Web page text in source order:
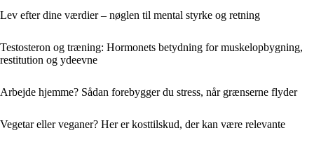
Lev efter dine værdier – nøglen til mental styrke og retning
Testosteron og træning: Hormonets betydning for muskelopbygning,
restitution og ydeevne
Arbejde hjemme? Sådan forebygger du stress, når grænserne flyder
Vegetar eller veganer? Her er kosttilskud, der kan være relevante